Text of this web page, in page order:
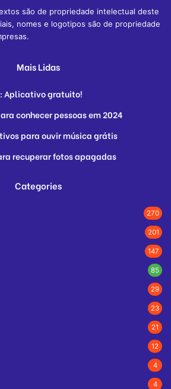
são de propriedade intelectual deste
nomes e logotipos são de propriedade
Mais Lidas
Aplicativo gratuito!
conhecer pessoas em 2024
para ouvir música grátis
recuperar fotos apagadas
Categories
270
201
147
85
29
23
21
12
4
4